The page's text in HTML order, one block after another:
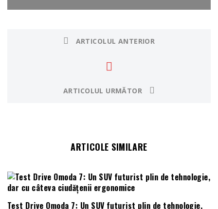
ARTICOLUL ANTERIOR
ARTICOLUL URMĂTOR
ARTICOLE SIMILARE
Test Drive Omoda 7: Un SUV futurist plin de tehnologie,